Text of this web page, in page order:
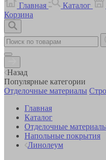
Главная
Каталог
Корзина
Назад
Популярные категории
Отделочные материалы
Главная
Каталог
Отделочные
Напольные покрытия
Линолеум